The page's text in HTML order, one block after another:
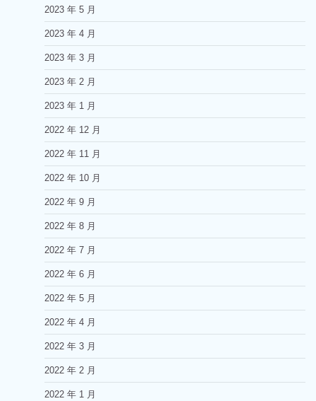
2023 年 5 月
2023 年 4 月
2023 年 3 月
2023 年 2 月
2023 年 1 月
2022 年 12 月
2022 年 11 月
2022 年 10 月
2022 年 9 月
2022 年 8 月
2022 年 7 月
2022 年 6 月
2022 年 5 月
2022 年 4 月
2022 年 3 月
2022 年 2 月
2022 年 1 月